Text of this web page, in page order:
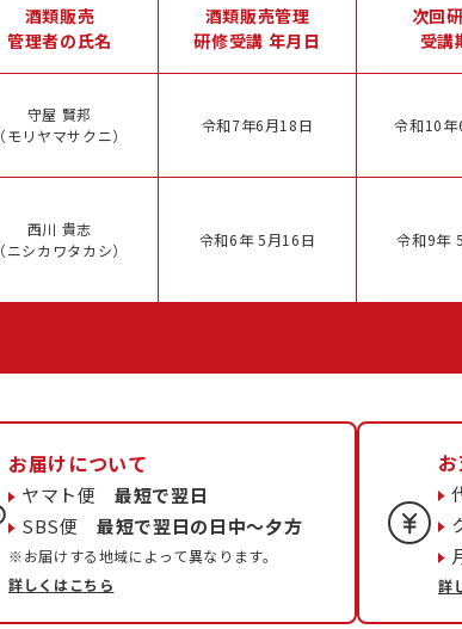
酒類販売
管理者の氏名
酒類販売管理
研修受講 年月日
次回
受講
守屋 賢邦
（モリヤマサクニ）
令和7年6月18日 令和10年
西川 貴志
（ニシカワタカシ）
令和6年 5月16日 令和9年
お届けについて
ヤマト便最短で翌日
SBS便最短で翌日の日中〜夕方
※お届けする地域によって異なります。
詳しくはこちら
詳